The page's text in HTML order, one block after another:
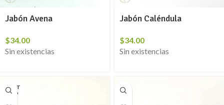
Jabón Avena
$34.00
Sin existencias
Jabón Caléndula
$34.00
Sin existencias
AGOT
ADO